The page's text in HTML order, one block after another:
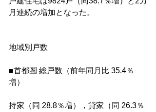
月連続の増加となった。
地域別戸数
■首都圏 総戸数（前年同月比 35.4％
増）
持家（同 28.8％増），貸家（同 26.3％